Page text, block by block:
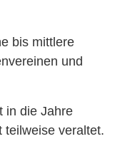
bis mittlere
und
in die Jahre
teilweise veraltet.